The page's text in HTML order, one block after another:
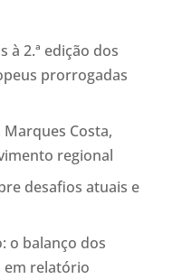
à 2.ª edição dos
prorrogadas
Costa,
regional
desafios atuais e
o balanço dos
relatório